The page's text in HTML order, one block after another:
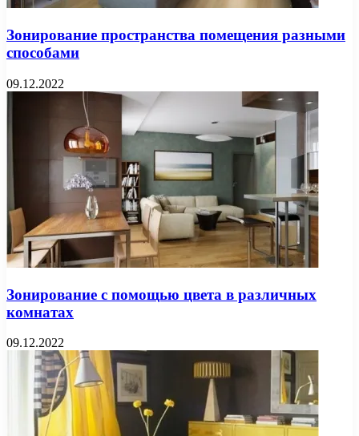
Зонирование пространства помещения разными
способами
09.12.2022
Зонирование с помощью цвета в различных
комнатах
09.12.2022